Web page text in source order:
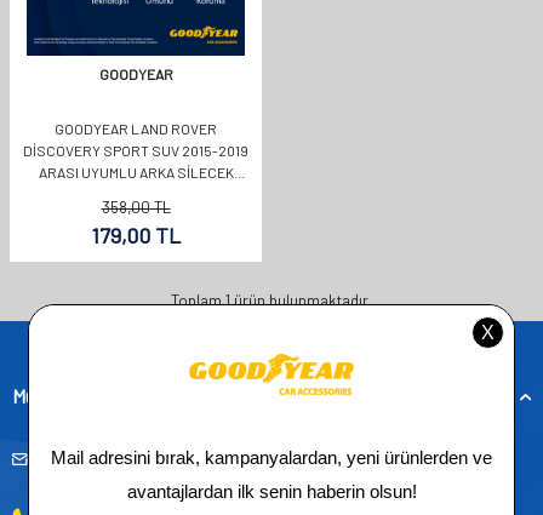
GOODYEAR
GOODYEAR LAND ROVER
DISCOVERY SPORT SUV 2015-2019
ARASI UYUMLU ARKA SILECEK
358,00TL
179,00 TL
Toplam1ürün bulunmaktadır.
Müşteri Hizmetleri
musteridestek@goodyearotoaksesuar.com.tr